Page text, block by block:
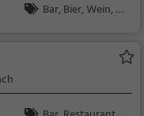
Bar, Bier, Wein, Sn